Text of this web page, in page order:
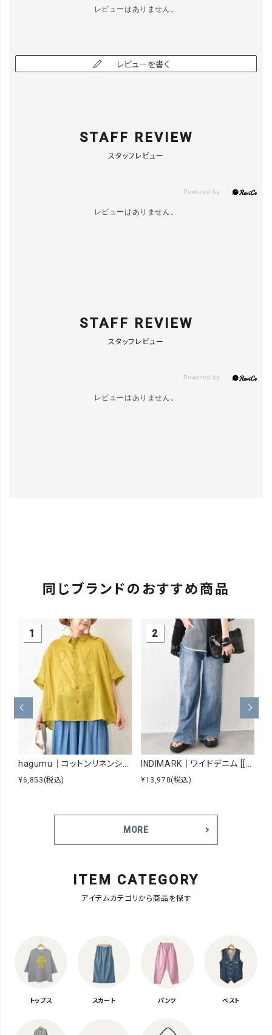
▲ 残りわずか
レビューはありません。
レビューを書く
STAFF REVIEW
スタッフレビュー
レビューはありません。
STAFF REVIEW
スタッフレビュー
レビューはありません。
同じブランドのおすすめ商品
hagumu｜コットンリネンシアーシャツ [[hag-229]][C]
¥6,853 (税込)
INDIMARK｜ワイドデニム [[WJ167]][C]
¥13,970(税込)
MORE
ITEM CATEGORY
アイテムカテゴリから商品を探す
トップス スカート パンツ ベスト